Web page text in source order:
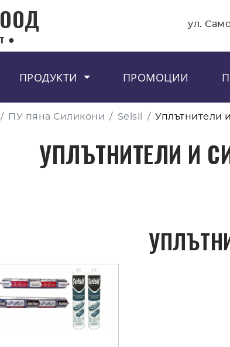
●
ул.
ПРОДУКТИ ПРОМОЦИИ
ПУ пяна Силикони Selsil Уплътнители
УПЛЪТНИТЕЛИ И